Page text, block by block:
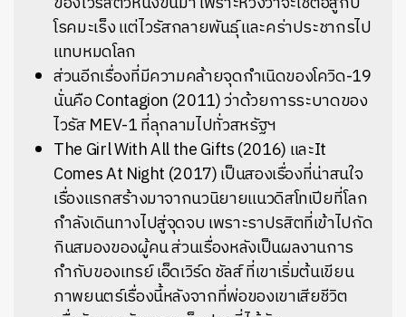
โรคมะเร็ง แต่ไวรัสกลายพันธุ์ และคร่าประชากรไป
แทบหมดโลก
ส่วนอีกเรื่องที่มีความคล้ายจุดกำเนิดของโควิด-19
นั่นคือ Contagion (2011) ว่าด้วยการระบาดของ
ไวรัส MEV-1 ที่ลุกลามไปทั่วสหรัฐฯ
The Girl With All the Gifts (2016) และIt
Comes At Night (2017) เป็นสองเรื่องที่น่าสนใจ
เรื่องแรกสร้างมาจากนวนิยายแนวดิสโทเปียที่โลก
กำลังเดินทางไปสู่จุดจบ เพราะราปรสิตที่เข้าไปกัด
กินสมองของผู้คน ส่วนเรื่องหลังเป็นผลงานการ
กำกับของเทรย์ เอ็ดเวิร์ด ชัลส์ ที่เขาเริ่มต้นเขียน
ภาพยนตร์เรื่องนี้หลังจากที่พ่อของเขาเสียชีวิต